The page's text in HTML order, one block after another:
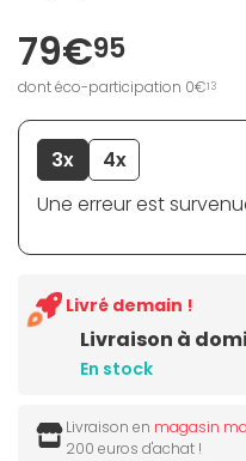
79€95
dont éco-participation 0€13
3x
4x
Une erreur est
Livraison à
En stock
Livré demain !
Livraison en magasin
200 euros d'achat !